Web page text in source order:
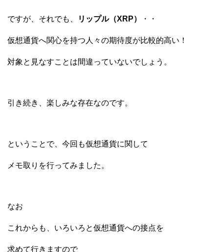
ですが、それでも、 リップル（XRP） ・・
仮想通貨へ関心を持つ人々の期待度が比較的高い！
対象と見なすことは間違っていないでしょう。
引き続き、楽しみな存在なのです。
ということで、今回も仮想通貨に関して
メモ取りを行ってみました。
なお
これからも、いろいろと仮想通貨への接点を
求めて行きますので